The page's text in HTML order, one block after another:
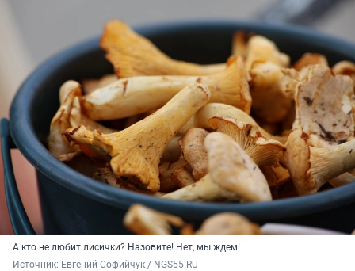
А кто не любит лисички? Назовите! Нет, мы ждем!
Источник: Евгений Софийчук / NGS55.RU